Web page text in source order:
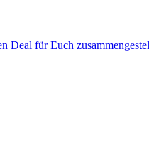
Deal für Euch